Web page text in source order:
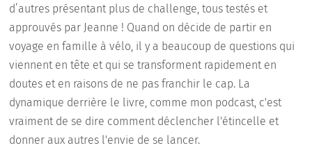
d’autres présentant plus de challenge, tous testés et
approuvés par Jeanne ! Quand on décide de partir en
voyage en famille à vélo, il y a beaucoup de questions qui
viennent en tête et qui se transforment rapidement en
doutes et en raisons de ne pas franchir le cap. La
dynamique derrière le livre, comme mon podcast, c'est
vraiment de se dire comment déclencher l'étincelle et
donner aux autres l'envie de se lancer.